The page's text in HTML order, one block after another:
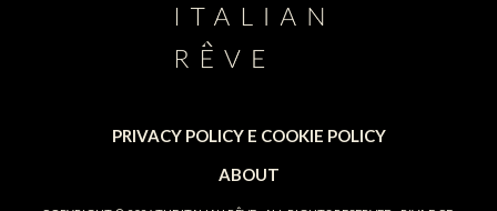
PRIVACY POLICY E COOKIE POLICY
ABOUT